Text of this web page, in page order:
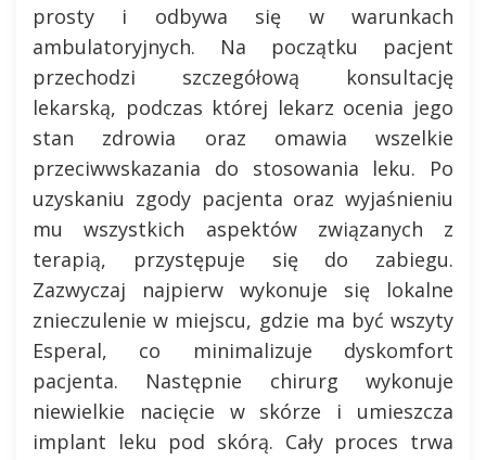
prosty i odbywa się w warunkach
ambulatoryjnych. Na początku pacjent
przechodzi szczegółową konsultację
lekarską, podczas której lekarz ocenia jego
stan zdrowia oraz omawia wszelkie
przeciwwskazania do stosowania leku. Po
uzyskaniu zgody pacjenta oraz wyjaśnieniu
mu wszystkich aspektów związanych z
terapią, przystępuje się do zabiegu.
Zazwyczaj najpierw wykonuje się lokalne
znieczulenie w miejscu, gdzie ma być wszyty
Esperal, co minimalizuje dyskomfort
pacjenta. Następnie chirurg wykonuje
niewielkie nacięcie w skórze i umieszcza
implant leku pod skórą. Cały proces trwa